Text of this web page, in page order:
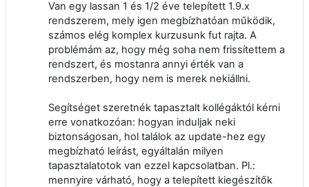
Van egy lassan 1 és 1/2 éve telepített 1.9.x
rendszerem, mely igen megbízhatóan működik,
számos elég komplex kurzusunk fut rajta. A
problémám az, hogy még soha nem frissítettem a
rendszert, és mostanra annyi érték van a
rendszerben, hogy nem is merek nekiállni.
Segítséget szeretnék tapasztalt kollégáktól kérni
erre vonatkozóan: hogyan induljak neki
biztonságosan, hol találok az update-hez egy
megbízható leírást, egyáltalán milyen
tapasztalatotok van ezzel kapcsolatban. Pl.:
mennyire várható, hogy a telepített kiegészítők